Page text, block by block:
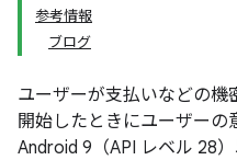
参考情報
ブログ
ユーザーが支払いなどの機
開始したときにユーザーの
Android 9（API レベル 28